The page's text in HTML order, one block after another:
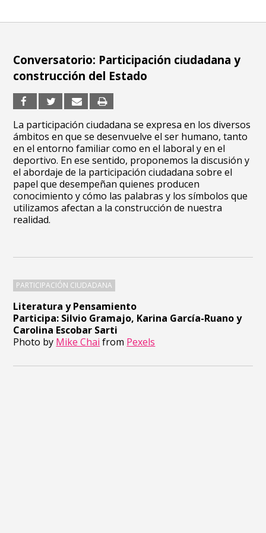
Literatura y Pensamiento
Participa: Silvio Gramajo, Karina García-Ruano y
Carolina Escobar Sarti
Photo by Mike Chai from Pexels
Conversatorio: Participación ciudadana y
construcción del Estado
La participación ciudadana se expresa en los diversos
ámbitos en que se desenvuelve el ser humano, tanto
en el entorno familiar como en el laboral y en el
deportivo. En ese sentido, proponemos la discusión y
el abordaje de la participación ciudadana sobre el
papel que desempeñan quienes producen
conocimiento y cómo las palabras y los símbolos que
utilizamos afectan a la construcción de nuestra
realidad.
PARTICIPACIÓN CIUDADANA